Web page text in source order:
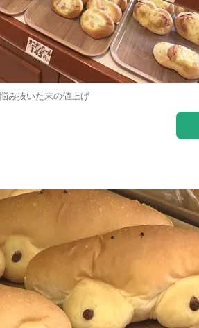
悩み抜いた末の値上げ